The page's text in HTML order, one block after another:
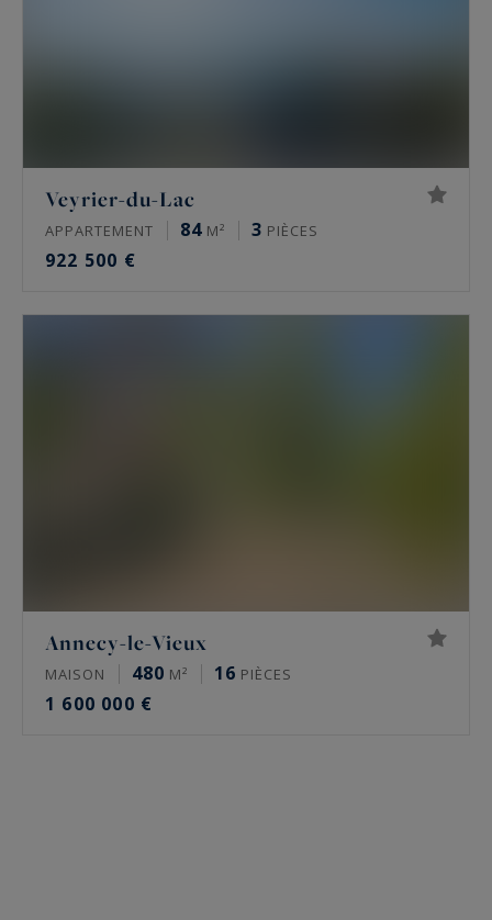
Veyrier-du-Lac
APPARTEMENT 84 M² 3 PIÈCES
922 500 €
Annecy-le-Vieux
MAISON 480 M² 16 PIÈCES
1 600 000 €